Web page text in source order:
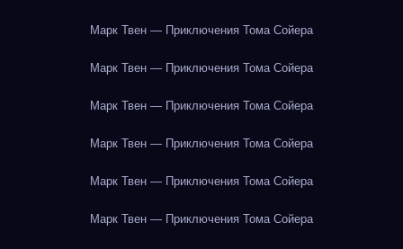
Марк Твен — Приключения Тома Сойера
Марк Твен — Приключения Тома Сойера
Марк Твен — Приключения Тома Сойера
Марк Твен — Приключения Тома Сойера
Марк Твен — Приключения Тома Сойера
Марк Твен — Приключения Тома Сойера